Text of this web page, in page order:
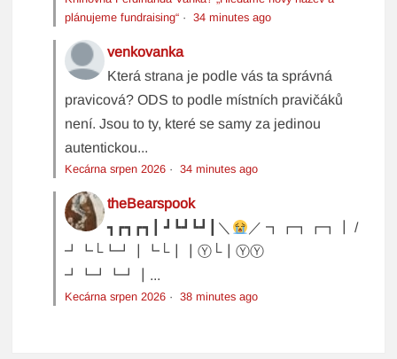
plánujeme fundraising“ ·34 minutes ago
venkovanka
Která strana je podle vás ta správná
pravicová? ODS to podle místních pravičáků
není. Jsou to ty, které se samy za jedinou
autentickou...
Kecárna srpen 2026 ·34 minutes ago
theBearspook
┓┏┓┏┓┃ ┛┗┛┗┛┃＼
／ ┓┏┓┏┓┃ /
┛┗└┗┛┃┗└┃┃Ⓨ└┃ⓎⓎ
┛┗┛┗┛┃...
Kecárna srpen 2026 ·38 minutes ago